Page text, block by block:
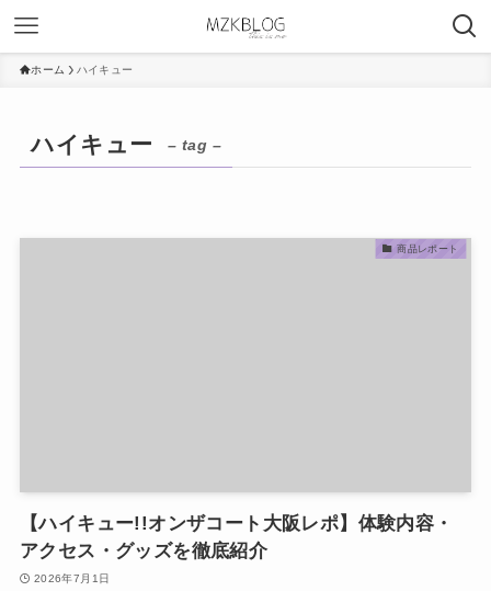
ホーム ハイキュー
ハイキュー – tag –
商品レポート
【ハイキュー!!オンザコート大阪レポ】体験内容・
アクセス・グッズを徹底紹介
2026年7月1日